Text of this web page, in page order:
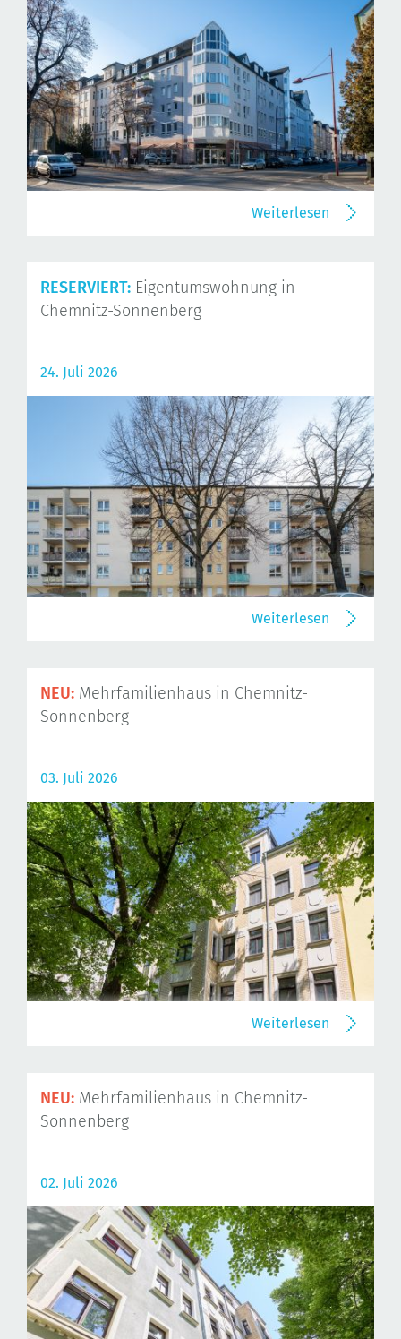
Weiterlesen
RESERVIERT: Eigentumswohnung in
Chemnitz-Sonnenberg
24. Juli 2026
Weiterlesen
NEU: Mehrfamilienhaus in Chemnitz-
Sonnenberg
03. Juli 2026
Weiterlesen
NEU: Mehrfamilienhaus in Chemnitz-
Sonnenberg
02. Juli 2026